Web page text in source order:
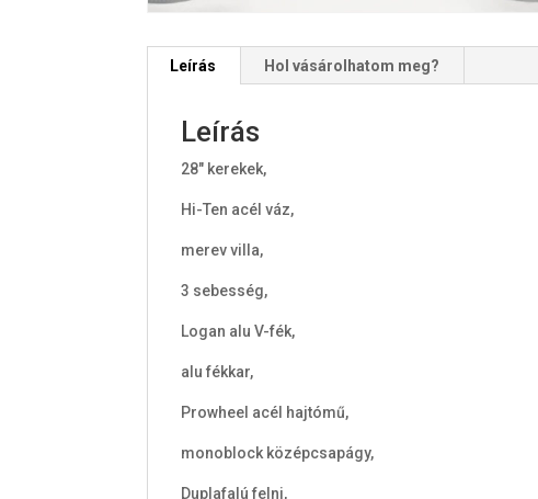
Leírás Hol vásárolhatom meg?
Leírás
28" kerekek,
Hi-Ten acél váz,
merev villa,
3 sebesség,
Logan alu V-fék,
alu fékkar,
Prowheel acél hajtómű,
monoblock középcsapágy,
Duplafalú felni,